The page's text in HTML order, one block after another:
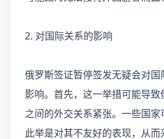
2. 对国际关系的影响
俄罗斯签证暂停签发无疑会对国
影响。首先，这一举措可能导
之间的外交关系紧张。一些国
此举是对其不友好的表现，从